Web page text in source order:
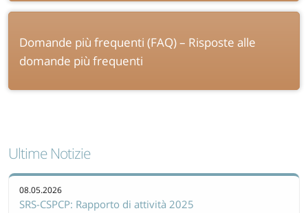
Domande più frequenti (FAQ) – Risposte alle
domande più frequenti
Ultime Notizie
08.05.2026
SRS-CSPCP: Rapporto di attività 2025